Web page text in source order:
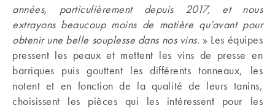
années, particulièrement depuis 2017, et nous
extrayons beaucoup moins de matière qu’avant pour
obtenir une belle souplesse dans nos vins. » Les équipes
pressent les peaux et mettent les vins de presse en
barriques puis gouttent les différents tonneaux, les
notent et en fonction de la qualité de leurs tanins,
choisissent les pièces qui les intéressent pour les